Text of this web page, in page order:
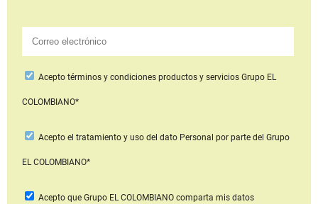
Aceptotérminos y condiciones productos y serviciosGrupo EL
COLOMBIANO*
Acepto el tratamiento y uso del dato Personal por parte del Grupo
EL COLOMBIANO*
Acepto que Grupo EL COLOMBIANOcomparta mis datos